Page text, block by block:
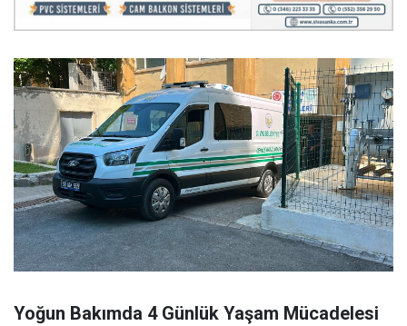
Yoğun Bakımda 4 Günlük Yaşam Mücadelesi